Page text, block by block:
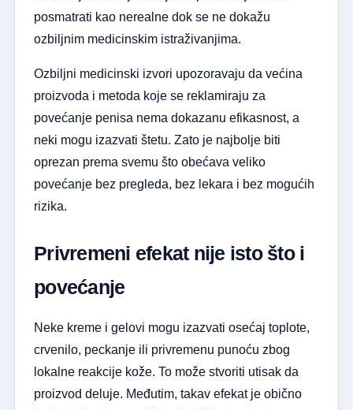
posmatrati kao nerealne dok se ne dokažu
ozbiljnim medicinskim istraživanjima.
Ozbiljni medicinski izvori upozoravaju da većina
proizvoda i metoda koje se reklamiraju za
povećanje penisa nema dokazanu efikasnost, a
neki mogu izazvati štetu. Zato je najbolje biti
oprezan prema svemu što obećava veliko
povećanje bez pregleda, bez lekara i bez mogućih
rizika.
Privremeni efekat nije isto što i
povećanje
Neke kreme i gelovi mogu izazvati osećaj toplote,
crvenilo, peckanje ili privremenu punoću zbog
lokalne reakcije kože. To može stvoriti utisak da
proizvod deluje. Međutim, takav efekat je obično